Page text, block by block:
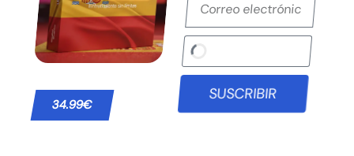
34.99€
SUSCRIBIR